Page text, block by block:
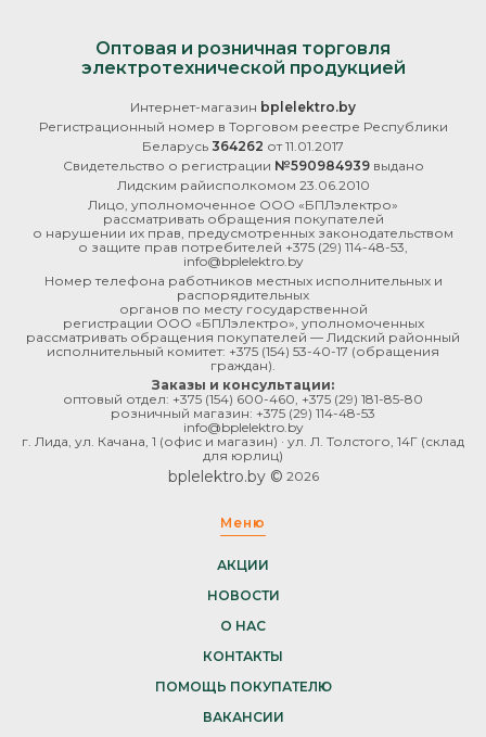
Оптовая и розничная торговля
электротехнической продукцией
Интернет-магазин bplelektro.by
Регистрационный номер в Торговом реестре Республики
Беларусь 364262 от 11.01.2017
Свидетельство о регистрации №590984939выдано
Лидским райисполкомом 23.06.2010
Лицо, уполномоченное ООО «БПЛэлектро»
рассматривать обращения покупателей
о нарушении их прав, предусмотренных законодательством
о защите прав потребителей +375 (29) 114-48-53
info@bplelektro.by
Номер телефона работников местных исполнительных и
распорядительных
органов по месту государственной
регистрации ООО «БПЛэлектро», уполномоченных
рассматривать обращения покупателей — Лидский районный
исполнительный комитет: +375 (154) 53-40-17 (обращения
граждан).
Заказы и консультации:
оптовый отдел: +375 (154) 600-460 +375 (29) 181-85-80
розничный магазин: +375 (29) 114-48-53
info@bplelektro.by
г. Лида, ул. Качана, 1 (офис и магазин) · ул. Л. Толстого, 14Г (склад
для юрлиц)
bplelektro.by © 2026
Меню
АКЦИИ
НОВОСТИ
О НАС
КОНТАКТЫ
ПОМОЩЬ ПОКУПАТЕЛЮ
ВАКАНСИИ